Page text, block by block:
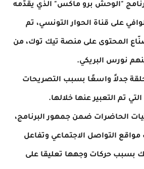
"الوحش برو ماكس" الذي يقدّمه
على قناة الحوار التونسي، تم
المحتوى على منصة تيك توك، من
نورس البريكي.
جدلاً واسعًا بسبب التصريحات
تم التعبير عنها خلالها.
الحاضرات ضمن جمهور البرنامج،
التواصل الاجتماعي وتفاعل
بسبب حركات وجهها تعليقا على